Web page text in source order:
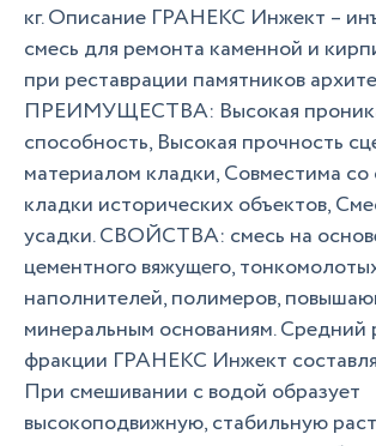
кг. Описание ГРАНЕКС Инжект –
смесь для ремонта каменной и
при реставрации памятников
ПРЕИМУЩЕСТВА: Высокая
способность, Высокая прочность
материалом кладки, Совместима со
кладки исторических объектов,
усадки. СВОЙСТВА: смесь на
цементного вяжущего,
наполнителей, полимеров,
минеральным основаниям. Средний
фракции ГРАНЕКС Инжект
При смешивании с водой образует
высокоподвижную, стабильную